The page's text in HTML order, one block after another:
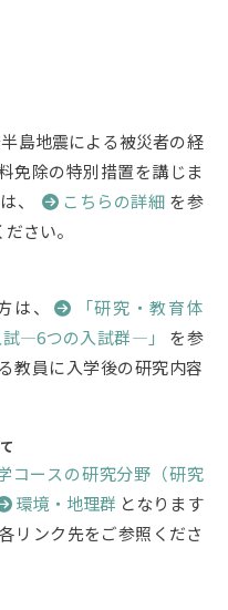
島地震による被災者の経
免除の特別措置を講じま
、
こちらの詳細 を参
さい。
、
「研究・教育体
試―6つの入試群―」
を参
教員に入学後の研究内容
コースの研究分野（研究
環境・地理群 となります
リンク先をご参照くださ